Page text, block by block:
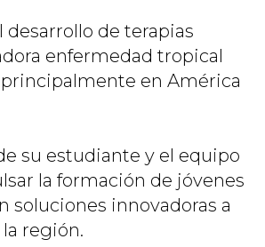
de terapias
enfermedad tropical
en América
su estudiante y el equipo
la formación de jóvenes
soluciones innovadoras a
región.